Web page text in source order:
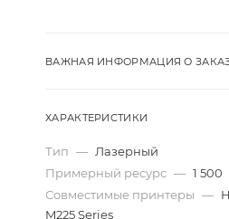
ВАЖНАЯ ИНФОРМАЦИЯ О
ХАРАКТЕРИСТИКИ
Тип — Лазерный
Примерный ресурс — 1 500
Совместимые принтеры —
M225 Series